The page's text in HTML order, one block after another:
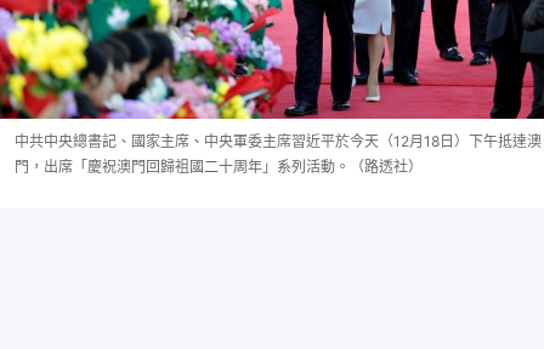
中共中央總書記、國家主席、中央軍委主席習近平於今天（12月18日）下午抵達澳
門，出席「慶祝澳門回歸祖國二十周年」系列活動。（路透社）